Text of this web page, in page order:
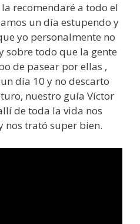
recomendaré a todo el
un día estupendo y
yo personalmente no
sobre todo que la gente
de pasear por ellas ,
día 10 y no descarto
nuestro guía Víctor
de toda la vida nos
nos trató super bien.